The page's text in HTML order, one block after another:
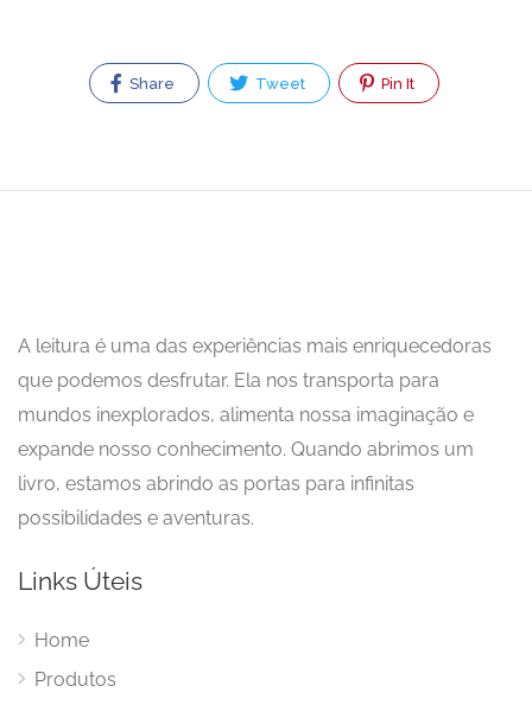
Share Tweet Pin It
A leitura é uma das experiências mais enriquecedoras
que podemos desfrutar. Ela nos transporta para
mundos inexplorados, alimenta nossa imaginação e
expande nosso conhecimento. Quando abrimos um
livro, estamos abrindo as portas para infinitas
possibilidades e aventuras.
Links Úteis
Home
Produtos